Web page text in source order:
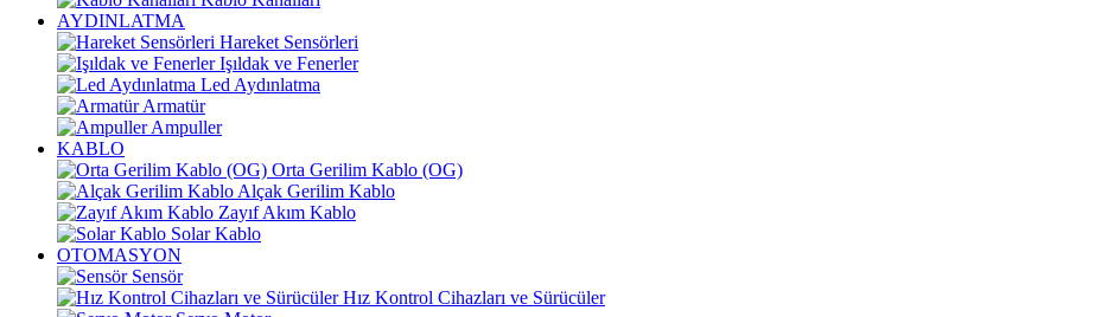
AYDINLATMA
Hareket Sensörleri
Işıldak ve Fenerler
Led Aydınlatma
Armatür
Ampuller
KABLO
Orta Gerilim Kablo (OG)
Alçak Gerilim Kablo
Zayıf Akım Kablo
Solar Kablo
OTOMASYON
Sensör
Hız Kontrol Cihazları ve Sürücüler